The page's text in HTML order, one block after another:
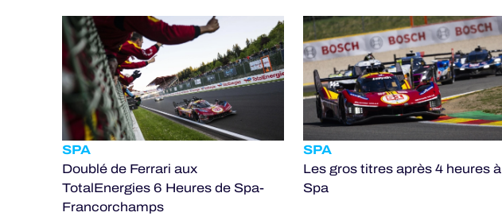
SPA
Doublé de Ferrari aux
TotalEnergies 6 Heures de Spa-
Francorchamps
SPA
Les gros titres après 4 heures à
Spa